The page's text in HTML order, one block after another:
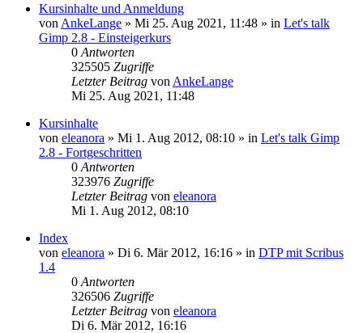
Kursinhalte und Anmeldung
von AnkeLange » Mi 25. Aug 2021, 11:48 » in Let's talk
Gimp 2.8 - Einsteigerkurs
0 Antworten
325505 Zugriffe
Letzter Beitrag von AnkeLange
Mi 25. Aug 2021, 11:48
Kursinhalte
von eleanora » Mi 1. Aug 2012, 08:10 » in Let's talk Gimp
2.8 - Fortgeschritten
0 Antworten
323976 Zugriffe
Letzter Beitrag von eleanora
Mi 1. Aug 2012, 08:10
Index
von eleanora » Di 6. Mär 2012, 16:16 » in DTP mit Scribus
1.4
0 Antworten
326506 Zugriffe
Letzter Beitrag von eleanora
Di 6. Mär 2012, 16:16